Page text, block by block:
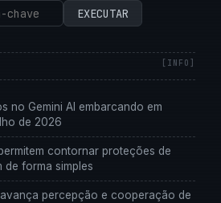
EXECUTAR
no Gemini AI embarcando em
de 2026
contornar proteções de
de forma simples
avança percepção e cooperação de